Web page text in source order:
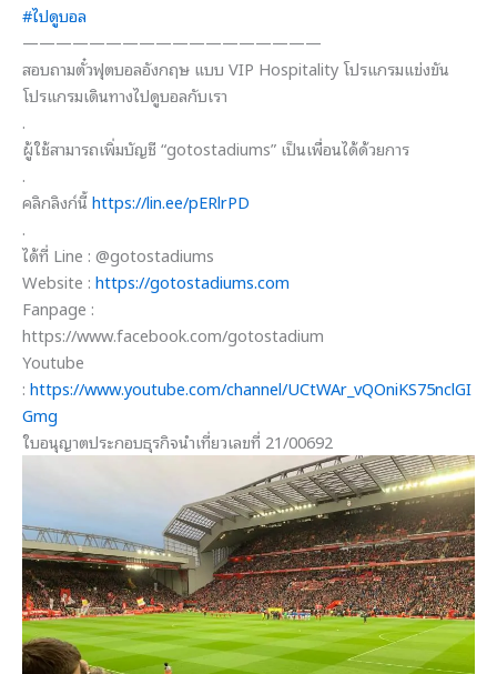
#ไปดูบอล
——————————————————
สอบถามตั๋วฟุตบอลอังกฤษ แบบ VIP Hospitality โปรแกรมแข่งขัน
โปรแกรมเดินทางไปดูบอลกับเรา
.
ผู้ใช้สามารถเพิ่มบัญชี “gotostadiums” เป็นเพื่อนได้ด้วยการ
.
คลิกลิงก์นี้https://lin.ee/pERlrPD
.
ได้ที่ Line : @gotostadiums
Website : https://gotostadiums.com
Fanpage :
https://www.facebook.com/gotostadium
Youtube
: https://www.youtube.com/channel/UCtWAr_vQOniKS75nclGI
Gmg
ใบอนุญาตประกอบธุรกิจนำเที่ยวเลขที่ 21/00692